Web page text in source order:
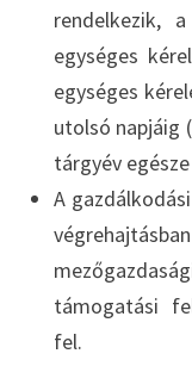
rendelkezik,
egységes
egységes
utolsó napjáig
tárgyév
A
támogatási
fel.